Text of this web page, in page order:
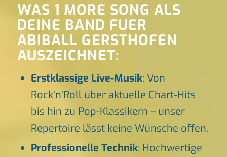
WAS 1 MORE SONG ALS
DEINE BAND FUER
ABIBALL GERSTHOFEN
AUSZEICHNET:
Erstklassige Live-Musik: Von
Rock’n’Roll über aktuelle Chart-Hits
bis hin zu Pop-Klassikern – unser
Repertoire lässt keine Wünsche offen.
Professionelle Technik: Hochwertige